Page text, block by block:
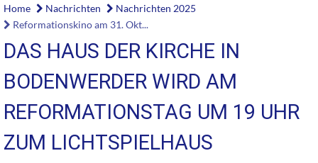
Home Nachrichten
Nachrichten 2025
Reformationskino am 31. Okt...
DAS HAUS DER KIRCHE IN
BODENWERDER WIRD AM
REFORMATIONSTAG UM 19 UHR
ZUM LICHTSPIELHAUS